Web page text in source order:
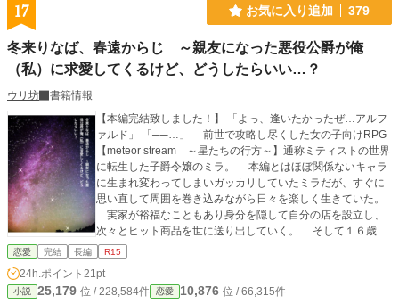
17 お気に入り追加 379
冬来りなば、春遠からじ ～親友になった悪役公爵が俺
（私）に求愛してくるけど、どうしたらいい…？
ウリ坊
書籍情報
【本編完結致しました！】 「よっ、逢いたかったぜ…アルフ
ァルド」 「──…」 前世で攻略し尽くした女の子向けRPG
【meteor stream ～星たちの行方～】通称ミティストの世界
に転生した子爵令嬢のミラ。 本編とはほぼ関係ないキャラ
に生まれ変わってしまいガッカリしていたミラだが、すぐに
思い直して周囲を巻き込みながら日々を楽しく生きていた。
実家が裕福なこともあり身分を隠して自分の店を設立し、
次々とヒット商品を世に送り出していく。 そして１６歳の
成人に至るまで資金繰りの傍ら冒険者として活躍し、シリウ
力も伸ばしていく。 趣味と実益を兼ね、ミティストで気が
かりだった彼のために──。 ゲームの中で幼い頃から続く
恋愛 完結 長編 R15
24h.ポイント 21pt
小説 25,179 位 / 228,584件 恋愛 10,876 位 / 66,315件